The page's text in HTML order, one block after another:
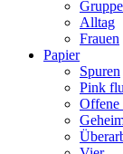
Alltag
Frauen
Papier
Spuren
Pink
Offene